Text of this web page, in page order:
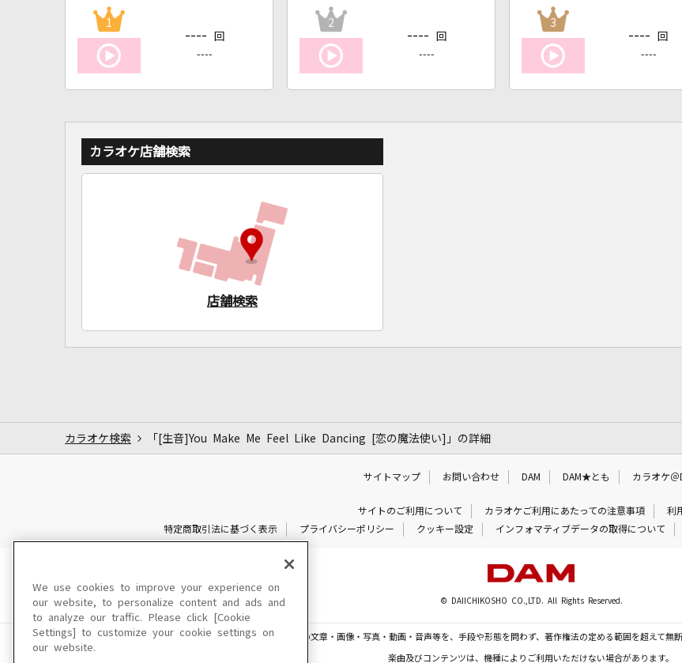
1
---- 回
----
2
---- 回
----
3
---- 回
----
カラオケ店舗検索
店舗検索
カラオケ検索 「[生音]You Make Me Feel Like Dancing [恋の魔法使い]」の詳細
サイトマップ お問い合わせ DAM DAM★とも カラオケ＠
サイトのご利用について カラオケご利用にあたっての注意事項
利
特定商取引法に基づく表示
プライバシーポリシー クッキー設定 インフォマティブデータの取得について
© DAIICHIKOSHO CO.,LTD. All Rights Reserved.
このサイトに掲載されている一切の文章・画像・写真・動画・音声等を、手段や形態を問わず、著作権法の定める範囲を超えて無
楽曲及びコンテンツは、機種によりご利用いただけない場合があります。
We use cookies to improve your experience on
our website, to personalize content and ads and
to analyze our traffic. Please click [Cookie
Settings] to customize your cookie settings on
our website.